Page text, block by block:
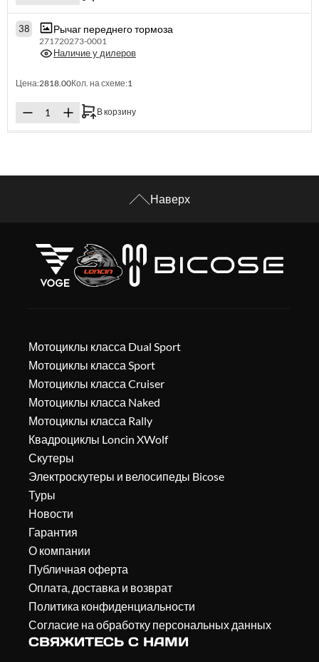
38 Рычаг переднего тормоза
271720273-0001
Наличие у дилеров
Цена:2818.00Кол. на схеме:1
В корзину
Наверх
Мотоциклы класса Dual Sport
Мотоциклы класса Sport
Мотоциклы класса Cruiser
Мотоциклы класса Naked
Мотоциклы класса Rally
Квадроциклы Loncin XWolf
Скутеры
Электроскутеры и велосипеды Bicose
Туры
Новости
Гарантия
О компании
Публичная оферта
Оплата, доставка и возврат
Политика конфиденциальности
Согласие на обработку персональных данных
СВЯЖИТЕСЬ С НАМИ